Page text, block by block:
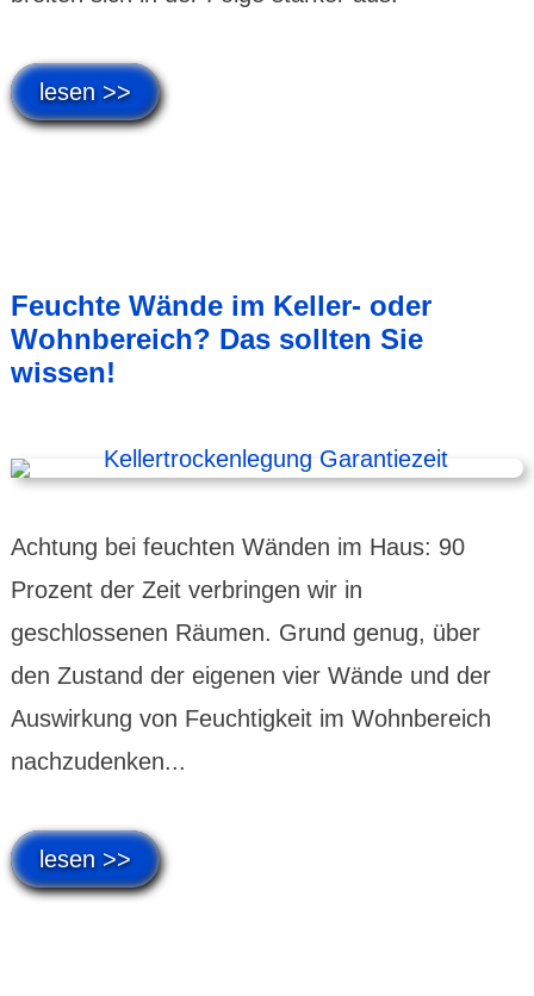
lesen >>
Feuchte Wände im Keller- oder
Wohnbereich? Das sollten Sie
wissen!
Achtung bei feuchten Wänden im Haus: 90
Prozent der Zeit verbringen wir in
geschlossenen Räumen. Grund genug, über
den Zustand der eigenen vier Wände und der
Auswirkung von Feuchtigkeit im Wohnbereich
nachzudenken...
lesen >>